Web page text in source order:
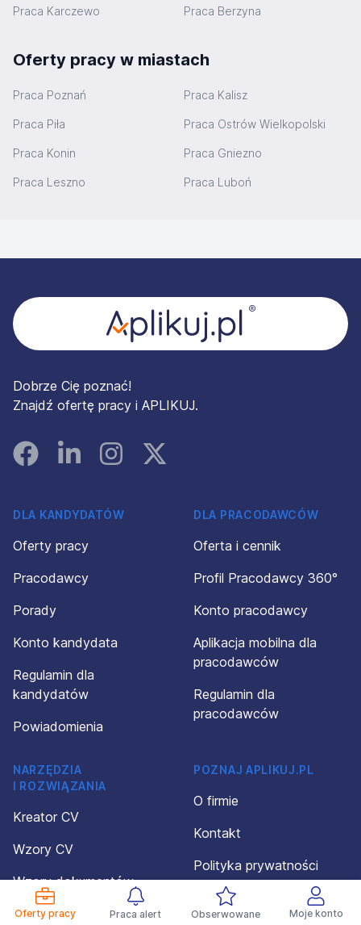
Oferty pracy Praca alert Obserwowane Moje konto
Praca Karczewo Praca Berzyna
Oferty pracy w miastach
Praca Poznań Praca Kalisz
Praca Piła Praca Ostrów Wielkopolski
Praca Konin Praca Gniezno
Praca Leszno Praca Luboń
Dobrze Cię poznać!
Znajdź ofertę pracy i APLIKUJ.
FacebookLinked InInstagramInstagram
DLA KANDYDATÓW
Oferty pracy
Pracodawcy
Porady
Konto kandydata
Regulamin dla
kandydatów
Powiadomienia
DLA PRACODAWCÓW
Oferta i cennik
Profil Pracodawcy 360°
Konto pracodawcy
Aplikacja mobilna dla
pracodawców
Regulamin dla
pracodawców
NARZĘDZIA
I ROZWIĄZANIA
Kreator CV
Wzory CV
Wzory dokumentów
Kalkulator wynagrodzeń
POZNAJ APLIKUJ.PL
O firmie
Kontakt
Polityka prywatności
Organizacja wydarzeń